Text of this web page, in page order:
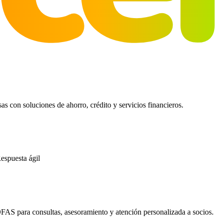
con soluciones de ahorro, crédito y servicios financieros.
ágil
para consultas, asesoramiento y atención personalizada a socios.